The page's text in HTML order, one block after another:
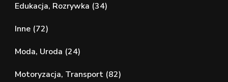
Edukacja, Rozrywka (34)
Inne (72)
Moda, Uroda (24)
Motoryzacja, Transport (82)